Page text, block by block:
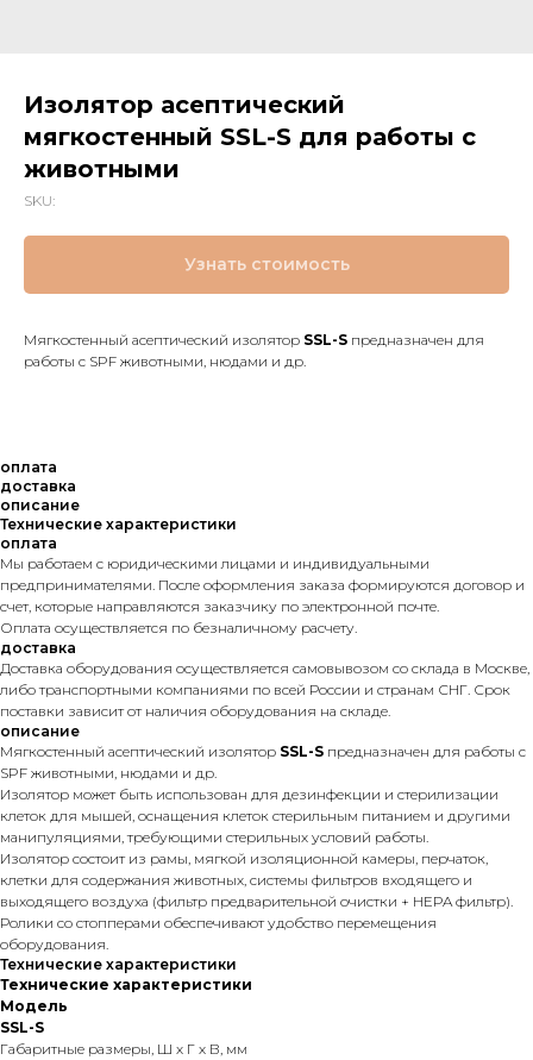
Изолятор асептический
мягкостенный SSL-S для работы с
животными
SKU:
Узнать стоимость
Мягкостенный асептический изолятор SSL-S предназначен для
работы с SPF животными, нюдами и др.
оплата
доставка
описание
Технические характеристики
оплата
Мы работаем с юридическими лицами и индивидуальными
предпринимателями. После оформления заказа формируются договор и
счет, которые направляются заказчику по электронной почте.
Оплата осуществляется по безналичному расчету.
доставка
Доставка оборудования осуществляется самовывозом со склада в Москве,
либо транспортными компаниями по всей России и странам СНГ. Срок
поставки зависит от наличия оборудования на складе.
описание
Мягкостенный асептический изолятор SSL-S предназначен для работы с
SPF животными, нюдами и др.
Изолятор может быть использован для дезинфекции и стерилизации
клеток для мышей, оснащения клеток стерильным питанием и другими
манипуляциями, требующими стерильных условий работы.
Изолятор состоит из рамы, мягкой изоляционной камеры, перчаток,
клетки для содержания животных, системы фильтров входящего и
выходящего воздуха (фильтр предварительной очистки + HEPA фильтр).
Ролики со стопперами обеспечивают удобство перемещения
оборудования.
Технические характеристики
Технические характеристики
Модель
SSL-S
Габаритные размеры, Ш х Г х В, мм